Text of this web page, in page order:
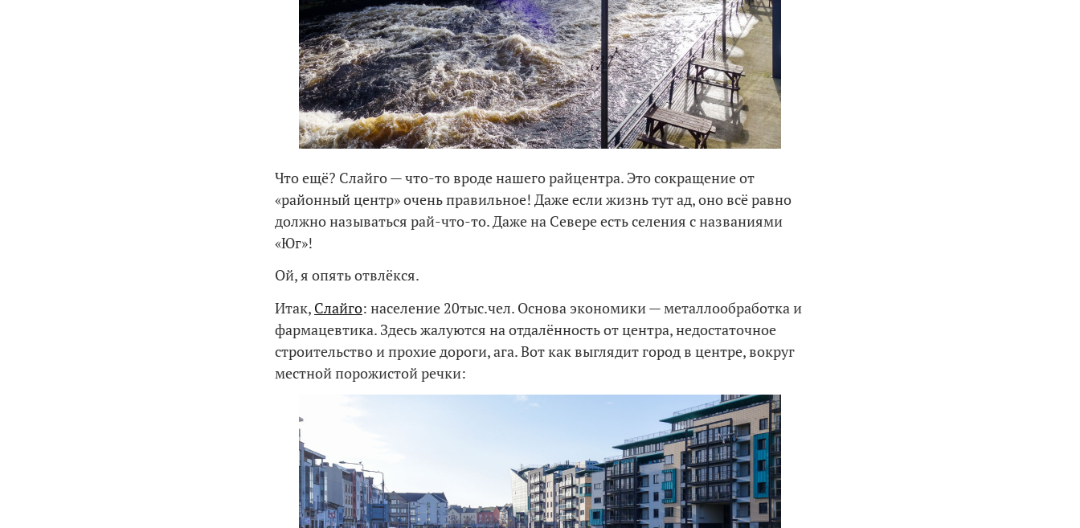
Что ещё? Слайго — что-то вроде нашего райцентра. Это сокращение от
«районный центр» очень правильное! Даже если жизнь тут ад, оно всё равно
должно называться рай-что-то. Даже на Севере есть селения с названиями
«Юг»!
Ой, я опять отвлёкся.
Итак, Слайго: население 20тыс.чел. Основа экономики — металлообработка и
фармацевтика. Здесь жалуются на отдалённость от центра, недостаточное
строительство и прохие дороги, ага. Вот как выглядит город в центре, вокруг
местной порожистой речки: